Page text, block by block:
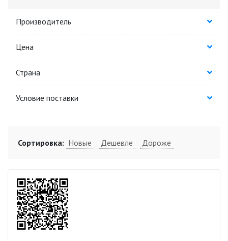
Производитель
Цена
Страна
Условие поставки
Сортировка: Новые Дешевле Дороже